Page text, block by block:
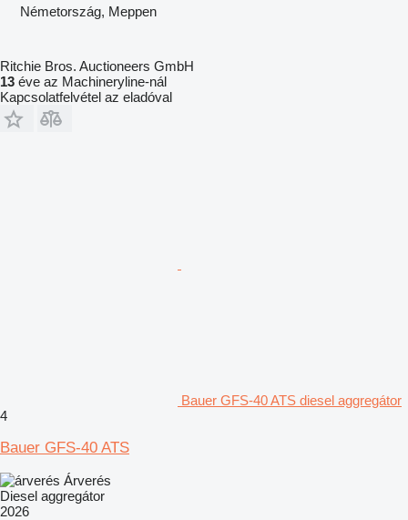
Németország, Meppen
Ritchie Bros. Auctioneers GmbH
13 éve az Machineryline-nál
Kapcsolatfelvétel az eladóval
Bauer GFS-40 ATS diesel aggregátor
4
Bauer GFS-40 ATS
Árverés
Diesel aggregátor
2026